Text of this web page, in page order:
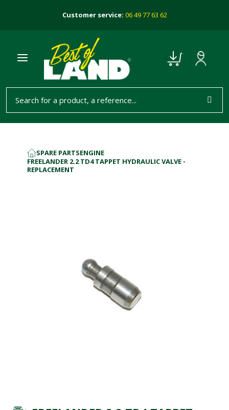
Customer service: 06 49 77 63 62
HOME
SPARE PARTSENGINE
FREELANDER 2.2 TD4 TAPPET HYDRAULIC VALVE -
REPLACEMENT